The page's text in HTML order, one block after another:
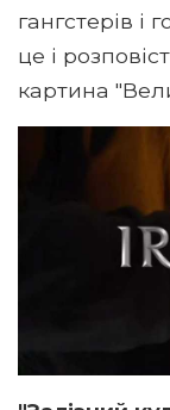
гангстерів і
це і
картина